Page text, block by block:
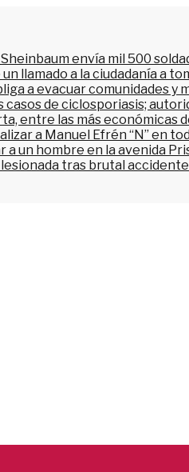
envía mil 500
llamado a la ciudadanía a
a evacuar comunidades y
casos de ciclosporiasis;
entre las más económicas
a Manuel Efrén “N” en
un hombre en la avenida
tras brutal